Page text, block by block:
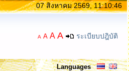
07 สิงหาคม 2569, 11:10:46
A A A A ระเบียบปฎิบัติ
Languages